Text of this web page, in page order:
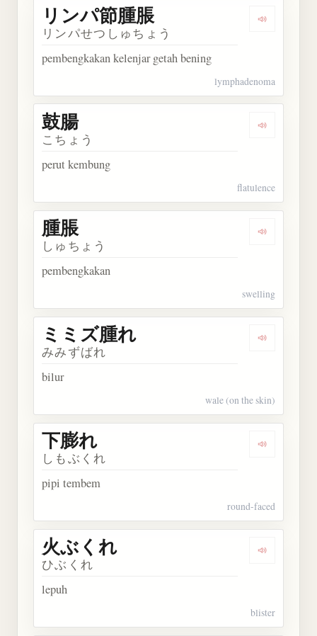
Dengarkan
リンパ節腫脹
リンパせつしゅちょう
pembengkakan kelenjar getah bening
lymphadenoma
Dengarkan
鼓腸
こちょう
perut kembung
flatulence
Dengarkan
腫脹
しゅちょう
pembengkakan
swelling
Dengarkan
ミミズ腫れ
みみずばれ
bilur
wale (on the skin)
Dengarkan
下膨れ
しもぶくれ
pipi tembem
round-faced
Dengarkan
火ぶくれ
ひぶくれ
lepuh
blister